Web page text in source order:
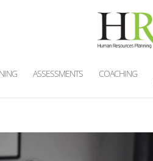
ASSESSMENTS COACHING